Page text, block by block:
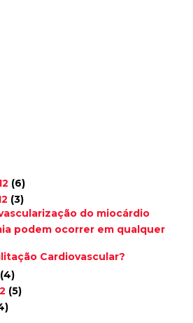
(6)
(3)
do miocárdio
podem ocorrer em qualquer
Cardiovascular?
(4)
(5)